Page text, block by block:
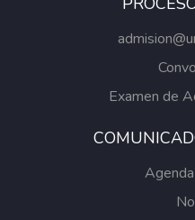
Examen de